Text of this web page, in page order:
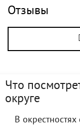
Отзывы
Что
округе
В окрестностях